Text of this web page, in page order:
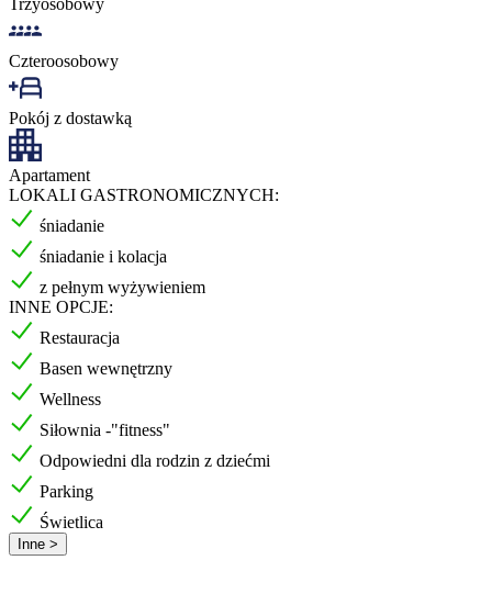
Czteroosobowy
Pokój z dostawką
Apartament
LOKALI GASTRONOMICZNYCH:
śniadanie
śniadanie i kolacja
z pełnym wyżywieniem
INNE OPCJE:
Restauracja
Basen wewnętrzny
Wellness
Siłownia -"fitness"
Odpowiedni dla rodzin z dziećmi
Parking
Świetlica
Inne >